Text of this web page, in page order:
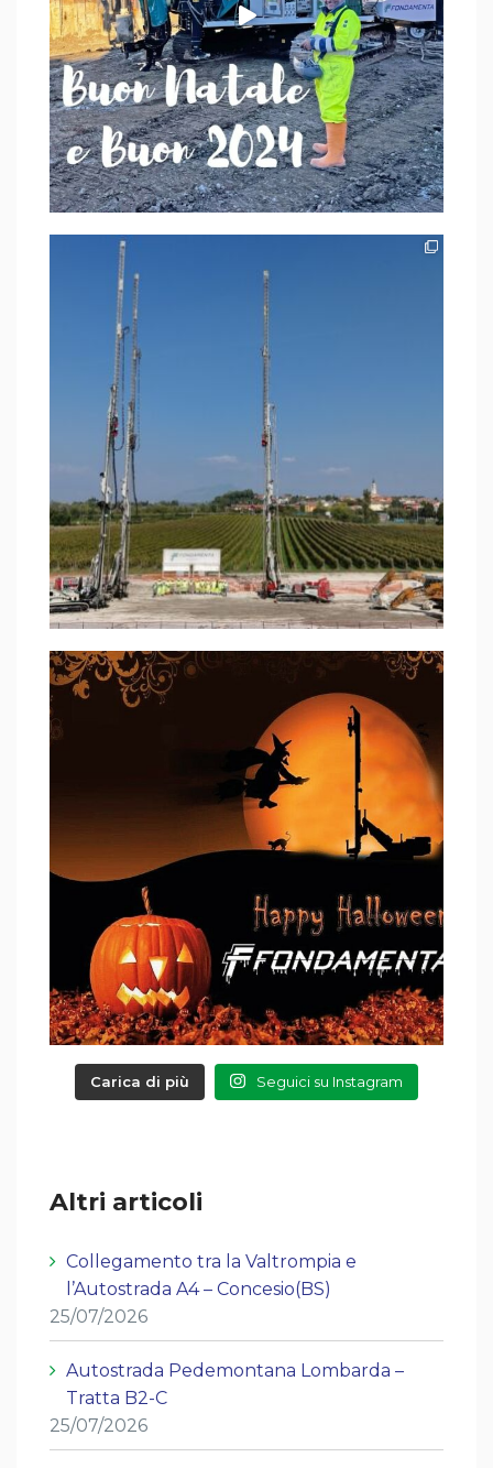
Carica di più Seguici su Instagram
Altri articoli
Collegamento tra la Valtrompia e
l’Autostrada A4 – Concesio(BS)
25/07/2026
Autostrada Pedemontana Lombarda –
Tratta B2-C
25/07/2026